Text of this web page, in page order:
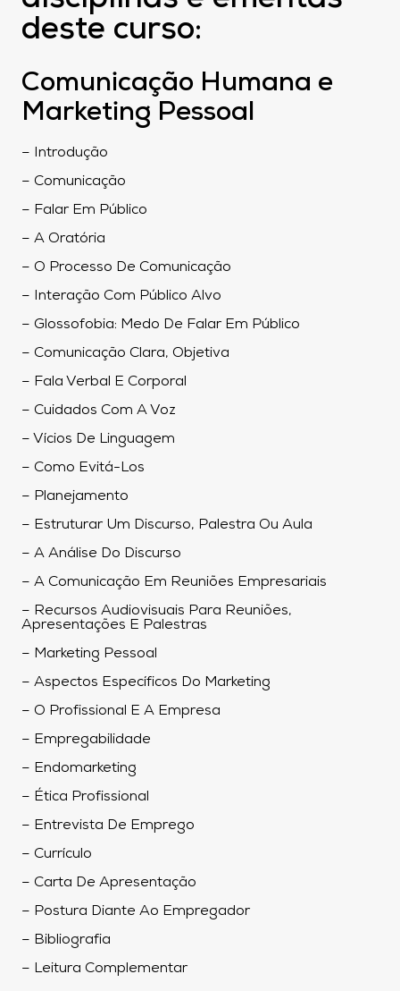
deste curso:
Comunicação Humana e
Marketing Pessoal
– Introdução
– Comunicação
– Falar Em Público
– A Oratória
– O Processo De Comunicação
– Interação Com Público Alvo
– Glossofobia: Medo De Falar Em Público
– Comunicação Clara, Objetiva
– Fala Verbal E Corporal
– Cuidados Com A Voz
– Vícios De Linguagem
– Como Evitá-Los
– Planejamento
– Estruturar Um Discurso, Palestra Ou Aula
– A Análise Do Discurso
– A Comunicação Em Reuniões Empresariais
– Recursos Audiovisuais Para Reuniões,
Apresentações E Palestras
– Marketing Pessoal
– Aspectos Específicos Do Marketing
– O Profissional E A Empresa
– Empregabilidade
– Endomarketing
– Ética Profissional
– Entrevista De Emprego
– Currículo
– Carta De Apresentação
– Postura Diante Ao Empregador
– Bibliografia
– Leitura Complementar